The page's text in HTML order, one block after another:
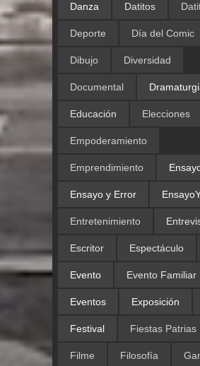
Danza Datitos
Deporte Día del Comic
Dibujo Diversidad
Documental
Educación Elecciones
Empoderamiento
Emprendimiento
Ensayo y Error
Entretenimiento
Escritor Espectáculo
Evento Evento Familiar
Eventos Exposición
Festival Fiestas Patrias
Filme Filosofía